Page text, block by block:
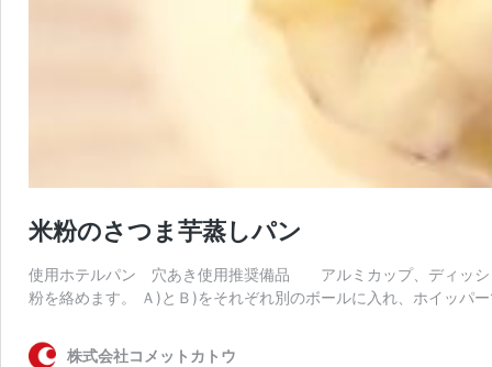
米粉のさつま芋蒸しパン
使用ホテルパン 穴あき使用推奨備品 アルミカップ、ディッシ
粉を絡めます。 Ａ)とＢ)をそれぞれ別のボールに入れ、ホイッパ
株式会社コメットカトウ